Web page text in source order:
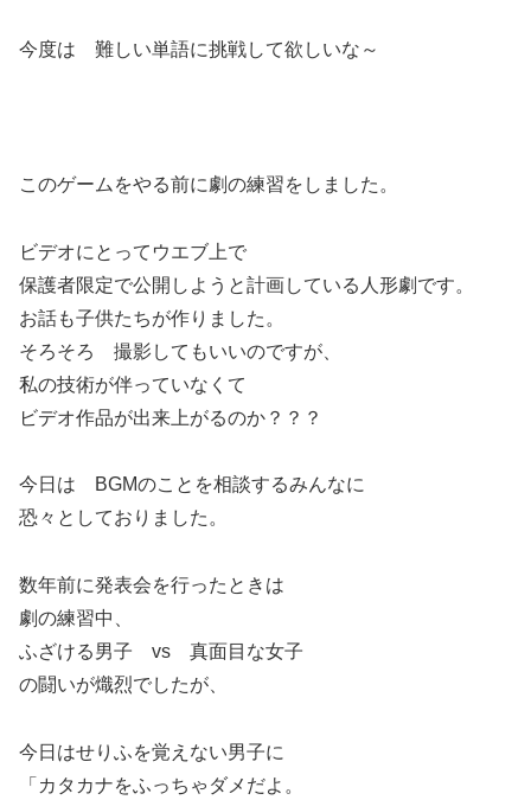
今度は 難しい単語に挑戦して欲しいな～
このゲームをやる前に劇の練習をしました。
ビデオにとってウエブ上で
保護者限定で公開しようと計画している人形劇です。
お話も子供たちが作りました。
そろそろ 撮影してもいいのですが、
私の技術が伴っていなくて
ビデオ作品が出来上がるのか？？？
今日は BGMのことを相談するみんなに
恐々としておりました。
数年前に発表会を行ったときは
劇の練習中、
ふざける男子 vs 真面目な女子
の闘いが熾烈でしたが、
今日はせりふを覚えない男子に
「カタカナをふっちゃダメだよ。